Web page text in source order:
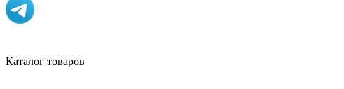
Каталог товаров